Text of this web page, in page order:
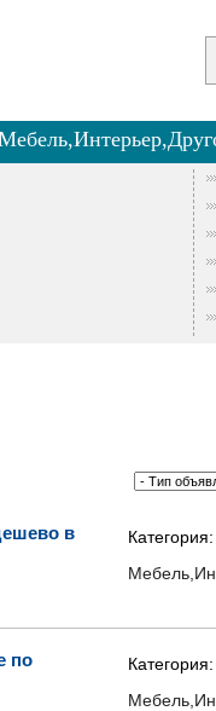
в
Категория:
по
Категория: